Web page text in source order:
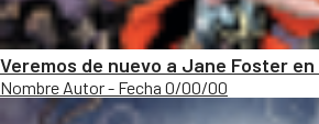
Veremos de nuevo a Jane Foster en
Nombre Autor - Fecha 0/00/00